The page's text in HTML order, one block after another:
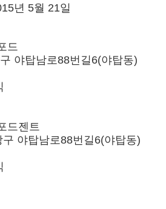
년 5월 21일
드
야탑남로88번길6(야탑동)
드젠트
야탑남로88번길6(야탑동)